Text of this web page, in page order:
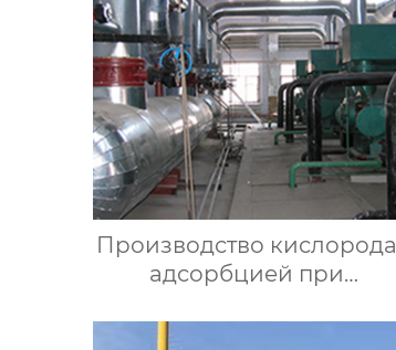
Производство кислорода
адсорбцией при